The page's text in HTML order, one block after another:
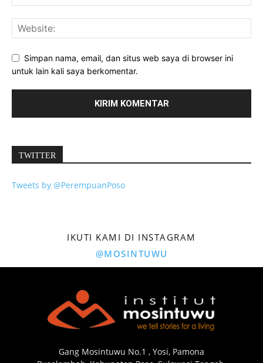
Simpan nama, email, dan situs web saya di browser ini
untuk lain kali saya berkomentar.
TWITTER
Tweets by @PerempuanPoso
IKUTI KAMI DI INSTAGRAM
@MOSINTUWU
Gang Mosintuwu No.1 , Yosi, Pamona